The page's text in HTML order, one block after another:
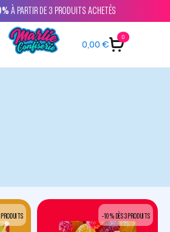
À PARTIR DE 3 PRODUITS ACHETÉS
0,00€
0
-10 % DÈS 3 PRODUITS